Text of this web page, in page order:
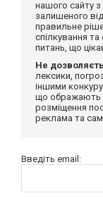
нашого сайту
залишеного
правильне
спілкування
питань, що
Не
лексики,
іншими
що ображають
розміщення
реклама та
Введіть email: